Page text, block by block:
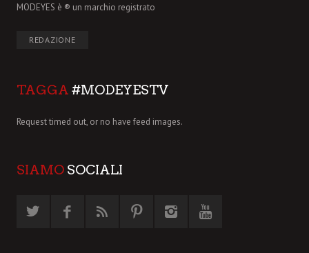
MODEYES è ® un marchio registrato
REDAZIONE
TAGGA #MODEYESTV
Request timed out, or no have feed images.
SIAMO SOCIALI